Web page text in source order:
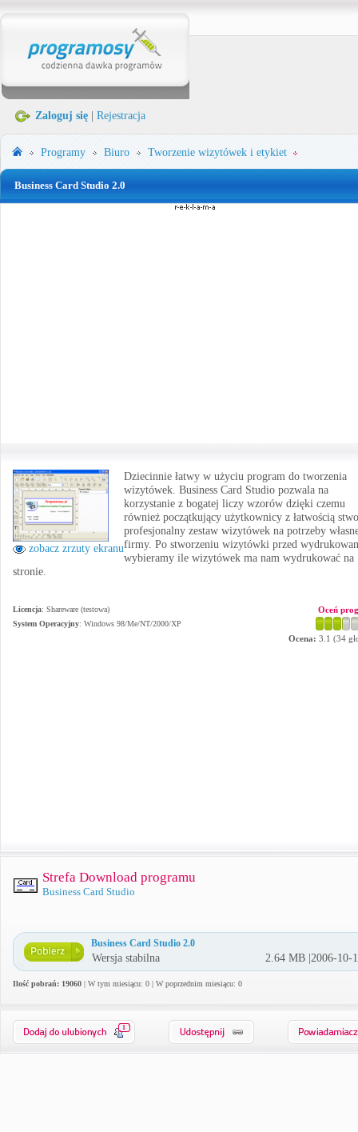
Zaloguj się Rejestracja
Programy Biuro Tworzenie wizytówek i etykiet
Business Card Studio 2.0
zobacz zrzuty ekranu
Dziecinnie łatwy w użyciu program do tworzenia
wizytówek. Business Card Studio pozwala na
korzystanie z bogatej liczy wzorów dzięki czemu
również początkujący użytkownicy z łatwością
profesjonalny zestaw wizytówek na potrzeby
firmy. Po stworzeniu wizytówki przed
wybieramy ile wizytówek ma nam wydrukować na
stronie.
Licencja: Shareware (testowa)
System Operacyjny: Windows 98/Me/NT/2000/XP
Oceń
Ocena: 3.1 (34
Strefa Download programu
Business Card Studio
Business Card Studio 2.0
Wersja stabilna 2.64 MB |2006-10-
Ilość pobrań: 19060 | W tym miesiącu: 0 | W poprzednim miesiącu: 0
1